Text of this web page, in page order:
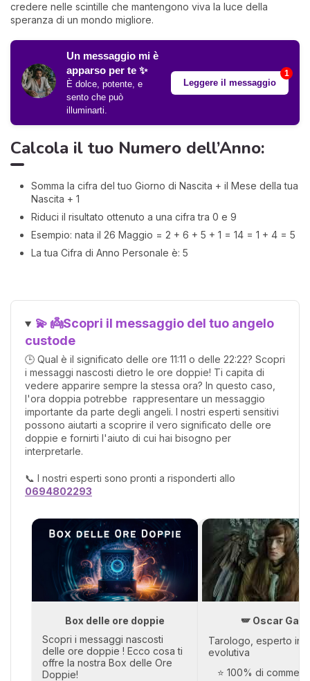
credere nelle scintille che mantengono viva la luce della
speranza di un mondo migliore.
Un messaggio mi è
apparso per te ✨
È dolce, potente, e
sento che può
illuminarti.
Leggere il messaggio
1
Calcola il tuo Numero dell’Anno:
Somma la cifra del tuo Giorno di Nascita + il Mese della tua
Nascita + 1
Riduci il risultato ottenuto a una cifra tra 0 e 9
Esempio: nata il 26 Maggio = 2 + 6 + 5 + 1 = 14 = 1 + 4 = 5
La tua Cifra di Anno Personale è: 5
💫 👼Scopri il messaggio del tuo angelo
custode
🕒 Qual è il significato delle ore 11:11 o delle 22:22? Scopri
i messaggi nascosti dietro le ore doppie! Ti capita di
vedere apparire sempre la stessa ora? In questo caso,
l'ora doppia potrebbe rappresentare un messaggio
importante da parte degli angeli. I nostri esperti sensitivi
possono aiutarti a scoprire il vero significato delle ore
doppie e fornirti l'aiuto di cui hai bisogno per
interpretarle.
📞 I nostri esperti sono pronti a risponderti allo
0694802293
Box delle ore doppie
Scopri i messaggi nascosti
delle ore doppie ! Ecco cosa ti
offre la nostra Box delle Ore
Doppie!
🪽 Oscar
Tarologo, esperto in
evolutiva
⭐ 100% di